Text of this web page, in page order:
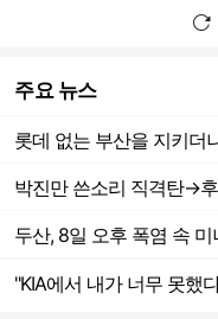
주요 뉴스